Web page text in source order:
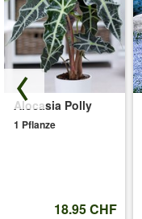
Alocasia Polly
1 Pflanze
18.95 CHF